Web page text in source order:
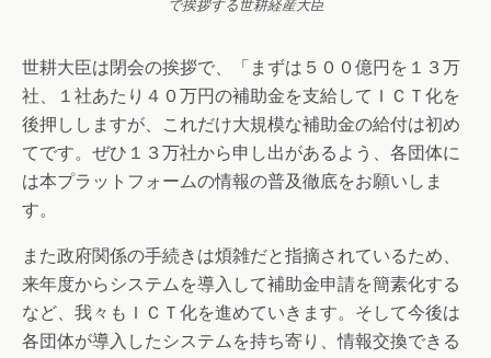
で挨拶する世耕経産大臣
世耕大臣は閉会の挨拶で、「まずは５００億円を１３万
社、１社あたり４０万円の補助金を支給してＩＣＴ化を
後押ししますが、これだけ大規模な補助金の給付は初め
てです。ぜひ１３万社から申し出があるよう、各団体に
は本プラットフォームの情報の普及徹底をお願いしま
す。
また政府関係の手続きは煩雑だと指摘されているため、
来年度からシステムを導入して補助金申請を簡素化する
など、我々もＩＣＴ化を進めていきます。そして今後は
各団体が導入したシステムを持ち寄り、情報交換できる